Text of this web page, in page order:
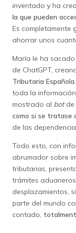
inventado y ha
la que pueden
Es completamente
ahorrar unos
María le ha
de ChatGPT,
Tributaria Española
toda la
mostrado al botde
como si se tratase
de las
Todo esto, con
abrumador sobre
tributarias,
trámites
desplazamientos,
parte del mundo
contado,